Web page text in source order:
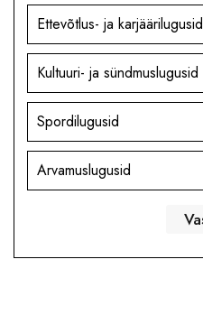
Ettevõtlus- ja karjäärilugusid
Kultuuri- ja sündmuslugusid
Spordilugusid
Arvamuslugusid